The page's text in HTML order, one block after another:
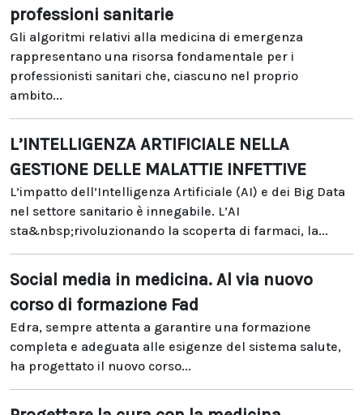
professioni sanitarie
Gli algoritmi relativi alla medicina di emergenza
rappresentano una risorsa fondamentale per i
professionisti sanitari che, ciascuno nel proprio
ambito...
L’INTELLIGENZA ARTIFICIALE NELLA
GESTIONE DELLE MALATTIE INFETTIVE
L’impatto dell’Intelligenza Artificiale (AI) e dei Big Data
nel settore sanitario è innegabile. L’AI
sta&nbsp;rivoluzionando la scoperta di farmaci, la...
Social media in medicina. Al via nuovo
corso di formazione Fad
Edra, sempre attenta a garantire una formazione
completa e adeguata alle esigenze del sistema salute,
ha progettato il nuovo corso...